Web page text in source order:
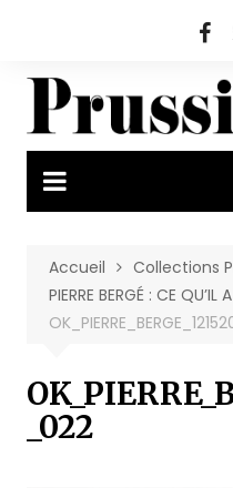
Accueil
Collections
PIERRE BERGÉ : CE QU’IL
_022